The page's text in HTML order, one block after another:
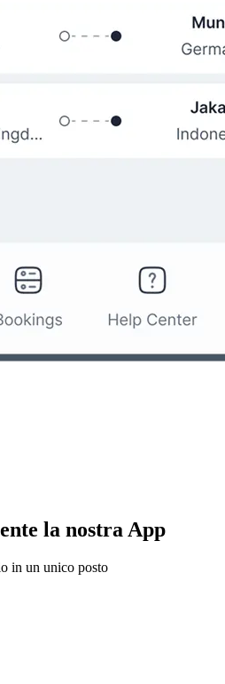
la nostra App
in un unico posto